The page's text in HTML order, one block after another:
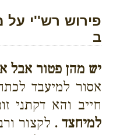
פירוש רש''י על
ב
יש מהן פטור אבל
אסור למיעבד
חייב והא דקתני
למיחצד . לקצור